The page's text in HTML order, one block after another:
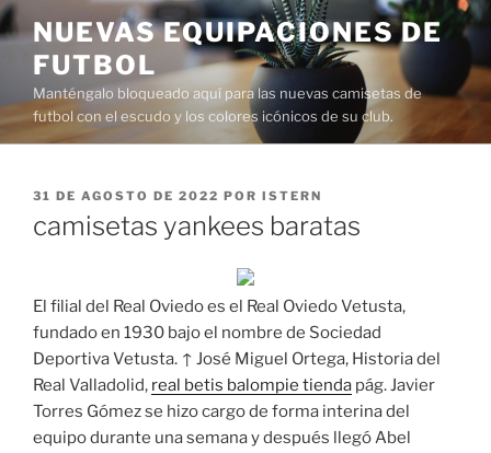
Saltar
al
contenido
NUEVAS EQUIPACIONES DE
FUTBOL
Manténgalo bloqueado aquí para las nuevas camisetas de
futbol con el escudo y los colores icónicos de su club.
PUBLICADO
31 DE AGOSTO DE 2022 POR ISTERN
camisetas yankees baratas
El filial del Real Oviedo es el Real Oviedo Vetusta,
fundado en 1930 bajo el nombre de Sociedad
Deportiva Vetusta. ↑ José Miguel Ortega, Historia del
Real Valladolid, real betis balompie tienda pág. Javier
Torres Gómez se hizo cargo de forma interina del
equipo durante una semana y después llegó Abel